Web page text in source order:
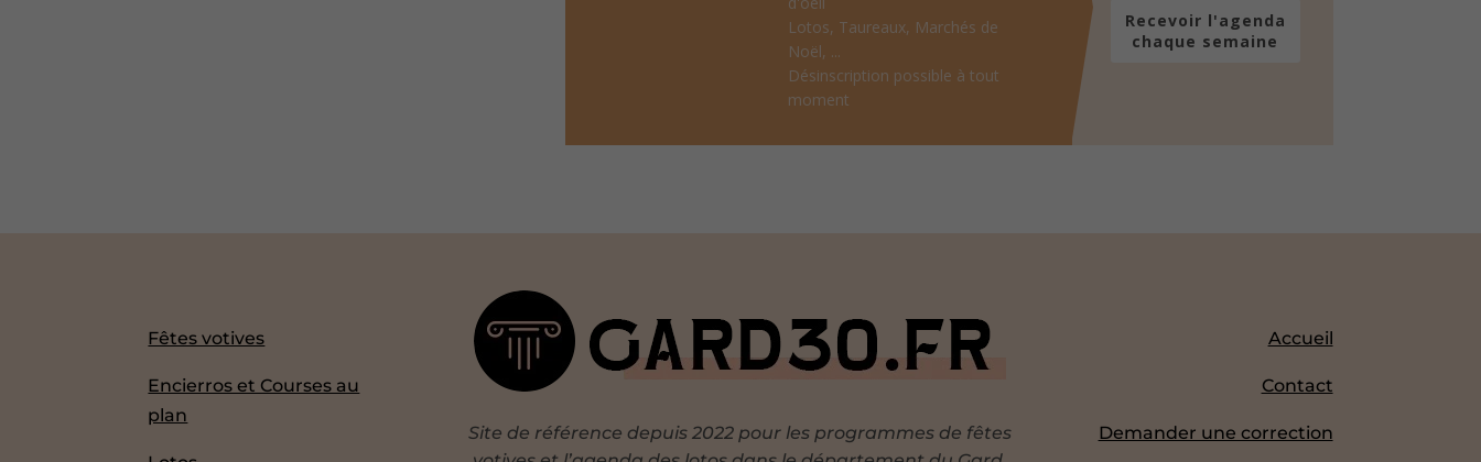
Lotos, Taureaux, Marchés de
Noël, ...
Désinscription possible à tout
moment
Recevoir l'agenda
chaque semaine
Fêtes votives
Encierros et Courses au
plan
Site de référence depuis 2022 pour les programmes de fêtes
Accueil
Contact
Demander une correction